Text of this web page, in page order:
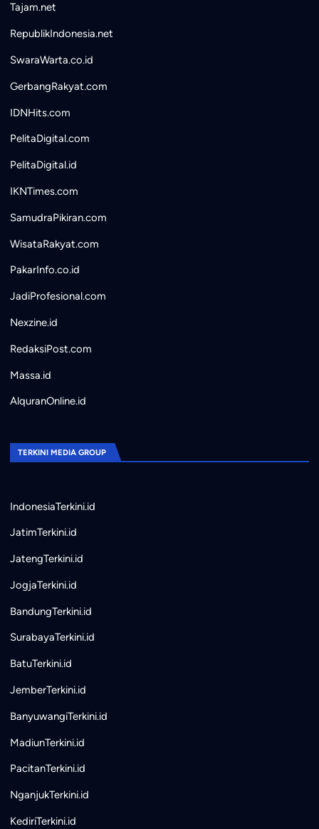
Tajam.net
RepublikIndonesia.net
SwaraWarta.co.id
GerbangRakyat.com
IDNHits.com
PelitaDigital.com
PelitaDigital.id
IKNTimes.com
SamudraPikiran.com
WisataRakyat.com
PakarInfo.co.id
JadiProfesional.com
Nexzine.id
RedaksiPost.com
Massa.id
AlquranOnline.id
TERKINI MEDIA GROUP
IndonesiaTerkini.id
JatimTerkini.id
JatengTerkini.id
JogjaTerkini.id
BandungTerkini.id
SurabayaTerkini.id
BatuTerkini.id
JemberTerkini.id
BanyuwangiTerkini.id
MadiunTerkini.id
PacitanTerkini.id
NganjukTerkini.id
KediriTerkini.id